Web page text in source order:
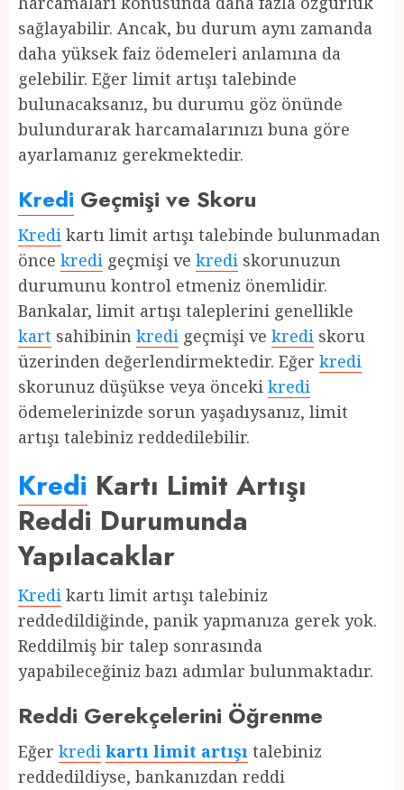
sağlayabilir. Ancak, bu durum aynı zamanda
daha yüksek faiz ödemeleri anlamına da
gelebilir. Eğer limit artışı talebinde
bulunacaksanız, bu durumu göz önünde
bulundurarak harcamalarınızı buna göre
ayarlamanız gerekmektedir.
Kredi Geçmişi ve Skoru
Kredi kartı limit artışı talebinde bulunmadan
önce kredi geçmişi ve kredi skorunuzun
durumunu kontrol etmeniz önemlidir.
Bankalar, limit artışı taleplerini genellikle
kart sahibinin kredi geçmişi ve kredi skoru
üzerinden değerlendirmektedir. Eğer kredi
skorunuz düşükse veya önceki kredi
ödemelerinizde sorun yaşadıysanız, limit
artışı talebiniz reddedilebilir.
Kredi Kartı Limit Artışı
Reddi Durumunda
Yapılacaklar
Kredi kartı limit artışı talebiniz
reddedildiğinde, panik yapmanıza gerek yok.
Reddilmiş bir talep sonrasında
yapabileceğiniz bazı adımlar bulunmaktadır.
Reddi Gerekçelerini Öğrenme
Eğer kredi kartı limit artışı talebiniz
reddedildiyse, bankanızdan reddi